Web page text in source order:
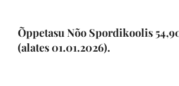
Õppetasu Nõo Spordikoolis
(alates 01.01.2026).